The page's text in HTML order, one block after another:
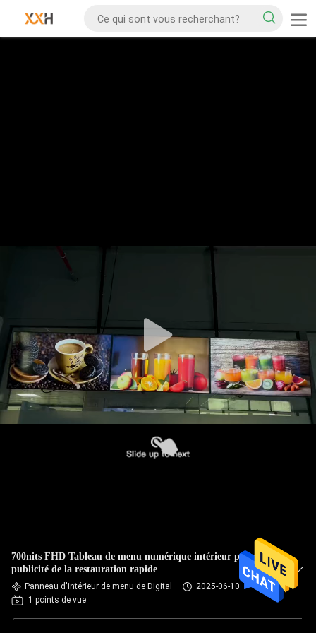
700nits FHD Tableau de menu numérique intérieur pour la
publicité de la restauration rapide
Panneau d'intérieur de menu de Digital
2025-06-10
1 points de vue